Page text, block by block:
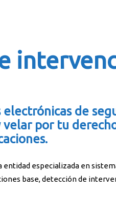
de
por tu
especializada en
base, detección de